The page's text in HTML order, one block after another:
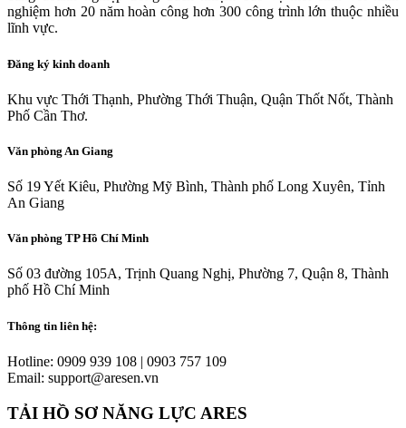
nghiệm hơn 20 năm hoàn công hơn 300 công trình lớn thuộc nhiều
lĩnh vực.
Đăng ký kinh doanh
Khu vực Thới Thạnh, Phường Thới Thuận, Quận Thốt Nốt, Thành
Phố Cần Thơ.
Văn phòng An Giang
Số 19 Yết Kiêu, Phường Mỹ Bình, Thành phố Long Xuyên, Tỉnh
An Giang
Văn phòng TP Hồ Chí Minh
Số 03 đường 105A, Trịnh Quang Nghị, Phường 7, Quận 8, Thành
phố Hồ Chí Minh
Thông tin liên hệ:
Hotline: 0909 939 108 | 0903 757 109
Email: support@aresen.vn
TẢI HỒ SƠ NĂNG LỰC ARES